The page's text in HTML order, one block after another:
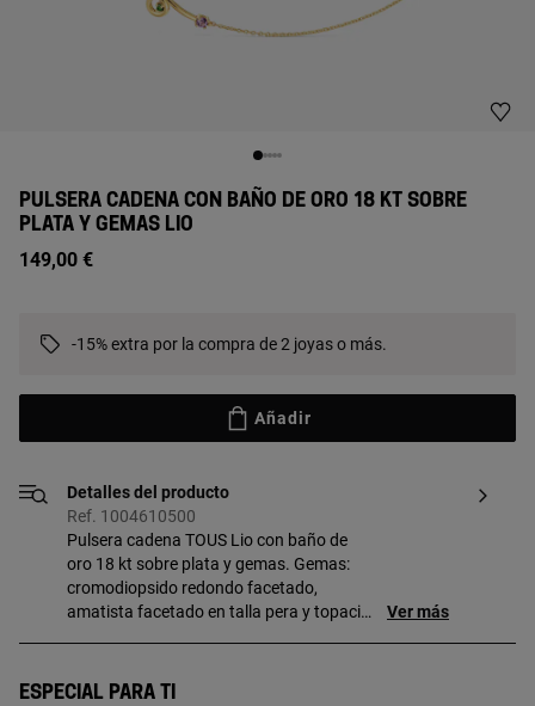
PULSERA CADENA CON BAÑO DE ORO 18 KT SOBRE
PLATA Y GEMAS LIO
149,00 €
-15% extra por la compra de 2 joyas o más.
Añadir
Detalles del producto
Ref. 1004610500
Pulsera cadena TOUS Lio con baño de
oro 18 kt sobre plata y gemas. Gemas:
cromodiopsido redondo facetado,
amatista facetado en talla pera y topacio
con plata de primera ley con baño de oro
Ver más
Especial para ti